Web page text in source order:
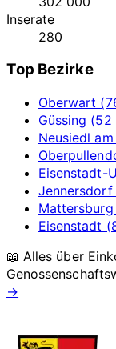
Inserate
280
Top Bezirke
Oberwart
Güssing (52
Neusiedl
Eisenstadt-
Jennersdorf
Mattersburg
Eisenstadt
📖 Alles über
→